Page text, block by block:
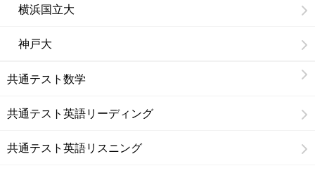
横浜国立大
神戸大
共通テスト数学
共通テスト英語リーディング
共通テスト英語リスニング